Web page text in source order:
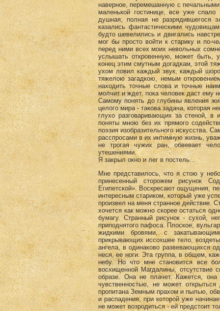
наверное, перемешанную с печальными
маленькой гостинице, все уже
душная, полная не разрядившегося
казались фантастическими
будто шевелились и двигались
мог бы просто войти к старику и по-
перед ними всех моих невольных
услышать откровенную, может быть,
конец этим смутным догадкам, этой
ухом ловил каждый звук, каждый
тяжелою загадкою, немым
находить точные слова и точные
молчит и ждет, пока человек даст ему
Самому понять до глубины явления
целого мира - такова задача, которая
глухо разговаривающих за стеной,
поняты мною без их прямого
поэзия изобразительного искусства.
расспросами в их интимную жизнь,
не трогая чужих ран, обвевает
утешениями.
Я закрыл окно и лег в постель...
Мне представилось, что я стою у
принесенный сторожем рисунок
Египетской». Воскресают ощущения,
интересным стариком, который уже
произвел на меня странное действие.
хочется как можно скорее остаться
бумагу. Странный рисунок - сухой,
приподнятого пафоса. Плоское,
жидкими бровями, с
прикрывающих иссохшее тело,
ангела, в одинаково развевающихся
неся, ее ноги. Эта группа, в общем,
небу. Но что мне становится все
восхищенной Магдалины, отсутствие
образе. Она не плачет. Кажется,
чувственностью, не может
пропитана Земным прахом и пылью,
и распадения, при которой уже
не может возродиться - ей предстоит